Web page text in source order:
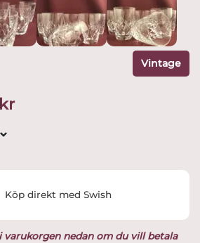
Vintage
kr.
krDet
2,799 kr.
varukorgen nedan om du vill betala
Köp direkt med Swish